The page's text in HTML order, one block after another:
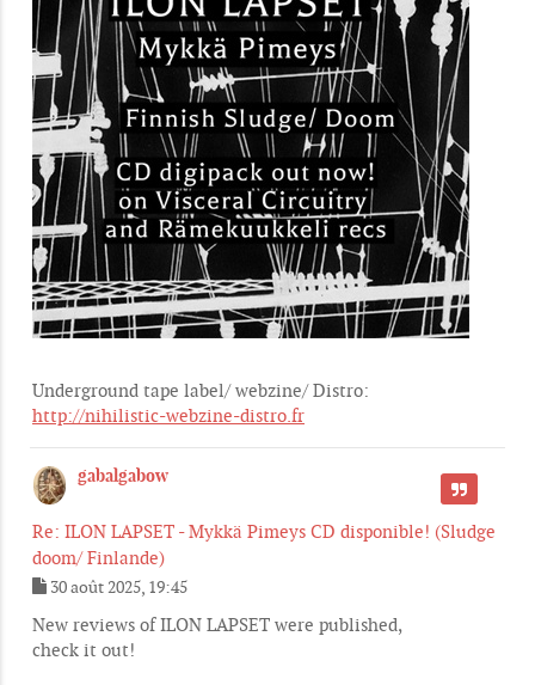
Underground tape label/ webzine/ Distro:
http://nihilistic-webzine-distro.fr
gabalgabow
Re: ILON LAPSET - Mykkä Pimeys CD disponible! (Sludge
doom/ Finlande)
CITER
e
s
30 août 2025, 19:45
New reviews of ILON LAPSET were published,
check it out!